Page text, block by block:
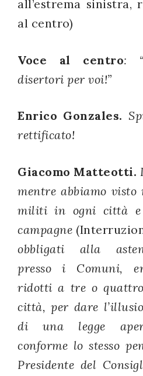
all’estrema sinistra,
al centro)
Voce al centro:
disertori per voi!”
Enrico Gonzales.
rettificato!
Giacomo Matteotti.
mentre abbiamo
militi in ogni città e
campagne
obbligati alla
presso i Comuni,
ridotti a tre o
città, per dare
di una legge
conforme lo stesso
Presidente del